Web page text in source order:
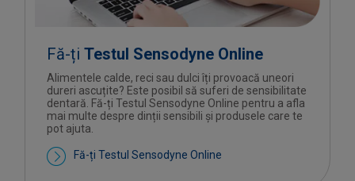
Fă-ți Testul Sensodyne Online
Alimentele calde, reci sau dulci îți provoacă uneori
dureri ascuțite? Este posibil să suferi de sensibilitate
dentară. Fă-ți Testul Sensodyne Online pentru a afla
mai multe despre dinții sensibili și produsele care te
pot ajuta.
Fă-ți Testul Sensodyne Online